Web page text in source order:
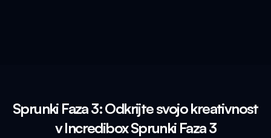
Sprunki Faza 3: Odkrijte svojo kreativnost
v Incredibox Sprunki Faza 3